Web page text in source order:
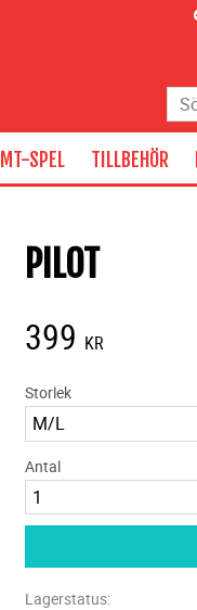
SPEL TILLBEHÖR
PILOT
399 KR
Storlek
Antal
Lagerstatus